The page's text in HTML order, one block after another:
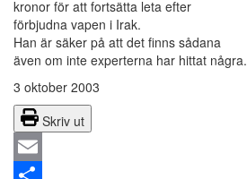
kronor för att fortsätta leta efter
förbjudna vapen i Irak.
Han är säker på att det finns sådana
även om inte experterna har hittat några.
3 oktober 2003
Skriv ut